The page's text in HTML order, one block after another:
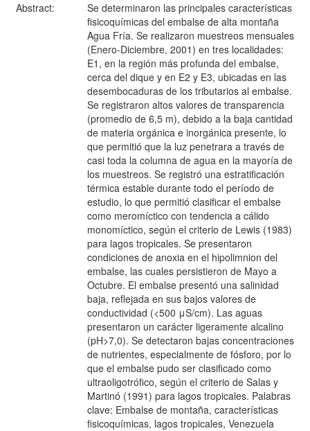
Abstract:
Se determinaron las principales características
fisicoquímicas del embalse de alta montaña
Agua Fría. Se realizaron muestreos mensuales
(Enero-Diciembre, 2001) en tres localidades:
E1, en la región más profunda del embalse,
cerca del dique y en E2 y E3, ubicadas en las
desembocaduras de los tributarios al embalse.
Se registraron altos valores de transparencia
(promedio de 6,5 m), debido a la baja cantidad
de materia orgánica e inorgánica presente, lo
que permitió que la luz penetrara a través de
casi toda la columna de agua en la mayoría de
los muestreos. Se registró una estratificación
térmica estable durante todo el período de
estudio, lo que permitió clasificar el embalse
como meromíctico con tendencia a cálido
monomíctico, según el criterio de Lewis (1983)
para lagos tropicales. Se presentaron
condiciones de anoxia en el hipolimnion del
embalse, las cuales persistieron de Mayo a
Octubre. El embalse presentó una salinidad
baja, reflejada en sus bajos valores de
conductividad (<500 μS/cm). Las aguas
presentaron un carácter ligeramente alcalino
(pH>7,0). Se detectaron bajas concentraciones
de nutrientes, especialmente de fósforo, por lo
que el embalse pudo ser clasificado como
ultraoligotrófico, según el criterio de Salas y
Martinó (1991) para lagos tropicales. Palabras
clave: Embalse de montaña, características
fisicoquímicas, lagos tropicales, Venezuela